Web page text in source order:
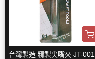
台灣製造 精製尖嘴夾 JT-001